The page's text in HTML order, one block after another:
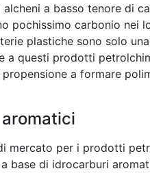
a basso tenore di
pochissimo carbonio nei
plastiche sono solo
a questi prodotti
a formare
mercato per i prodotti
base di idrocarburi